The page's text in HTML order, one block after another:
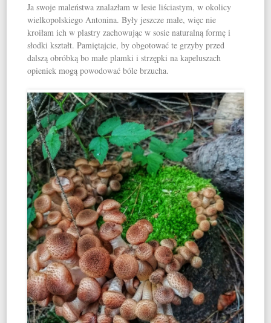
Ja swoje maleństwa znalazłam w lesie liściastym, w okolicy
wielkopolskiego Antonina. Były jeszcze małe, więc nie
kroiłam ich w plastry zachowując w sosie naturalną formę i
słodki kształt. Pamiętajcie, by obgotować te grzyby przed
dalszą obróbką bo małe plamki i strzępki na kapeluszach
opieniek mogą powodować bóle brzucha.